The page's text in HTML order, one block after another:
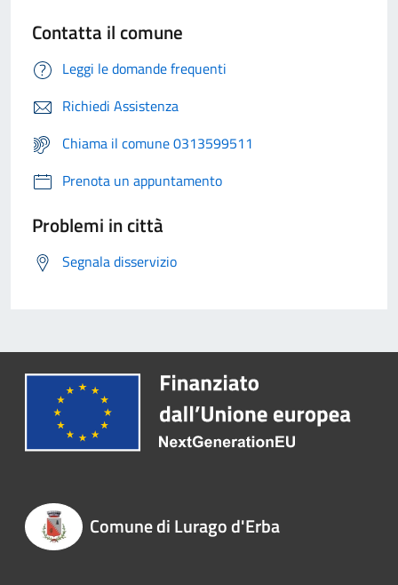
Contatta il comune
Leggi le domande frequenti
Richiedi Assistenza
Chiama il comune 0313599511
Prenota un appuntamento
Problemi in città
Segnala disservizio
Comune di Lurago d'Erba